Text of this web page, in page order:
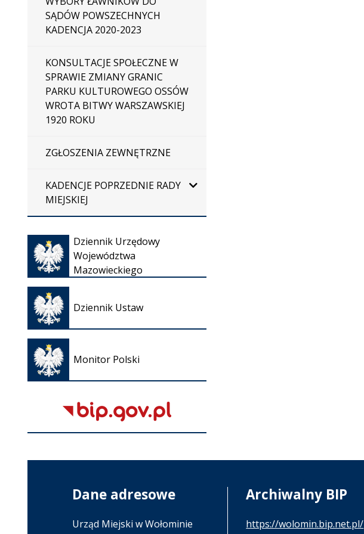
SĄDÓW POWSZECHNYCH
KADENCJA 2020-2023
KONSULTACJE SPOŁECZNE W
SPRAWIE ZMIANY GRANIC
PARKU KULTUROWEGO OSSÓW
WROTA BITWY WARSZAWSKIEJ
1920 ROKU
ZGŁOSZENIA ZEWNĘTRZNE
KADENCJE POPRZEDNIE RADY
MIEJSKIEJ
Dziennik Urzędowy
Województwa
Mazowieckiego
Otwiera
się w
nowej
karcie
Dziennik Ustaw
Otwiera
się w
nowej
karcie
Monitor Polski
Otwiera
się w
nowej
karcie
Dane adresowe
Urząd Miejski w Wołominie
Archiwalny BIP
https://wolomin.bip.net.pl/